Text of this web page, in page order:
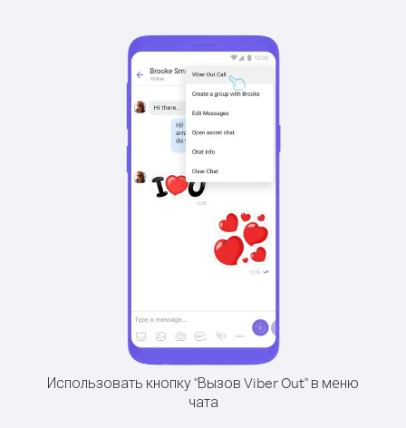
Использовать кнопку "Вызов Viber Out" в меню
чата